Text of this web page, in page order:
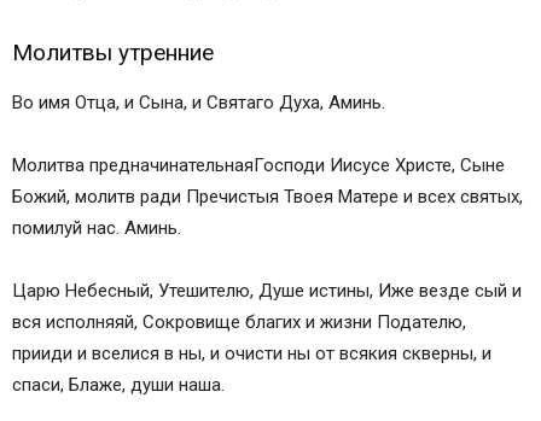
Молитвы утренние
Во имя Отца, и Сына, и Святаго Духа, Аминь.
Молитва предначинательнаяГосподи Иисусе Христе, Сыне
Божий, молитв ради Пречистыя Твоея Матере и всех святых,
помилуй нас. Аминь.
Царю Небесный, Утешителю, Душе истины, Иже везде сый и
вся исполняяй, Сокровище благих и жизни Подателю,
прииди и вселися в ны, и очисти ны от всякия скверны, и
спаси, Блаже, души наша.